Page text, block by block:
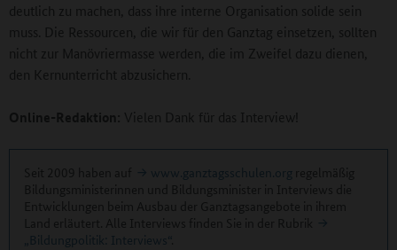
deutlich zu machen, dass ihre interne Organisation solide sein
muss. Die Ressourcen, die wir für den Ganztag einsetzen, sollten
nicht zur Manövriermasse werden, die im Zweifel dazu dienen,
den Kernunterricht abzusichern.
Online-Redaktion: Vielen Dank für das Interview!
www.ganztagsschulen.org
„Bildungpolitik: Interviews“